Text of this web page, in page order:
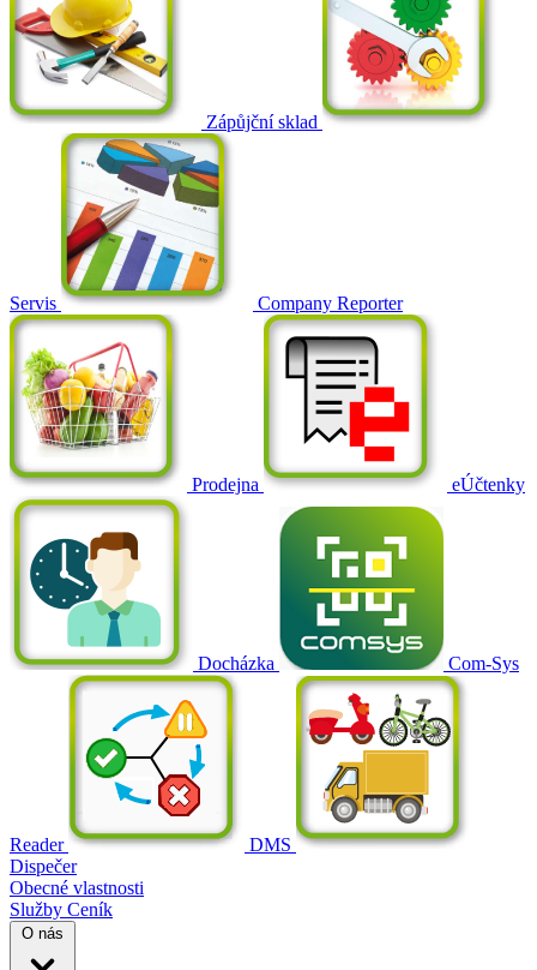
Zápůjční sklad
Servis Company Reporter
Prodejna eÚčtenky
Docházka Com-Sys
Reader
DMS
Dispečer
Obecné vlastnosti
Služby Ceník
O nás